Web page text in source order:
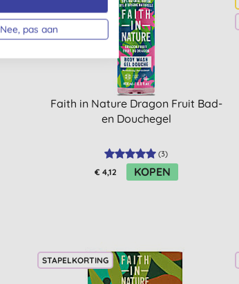
STAPELKORTING
Faith in Nature Dragon Fruit Bad-
en Douchegel
(3)
€ 4,12 KOPEN
STAPELKORTING
Nee, pas aan